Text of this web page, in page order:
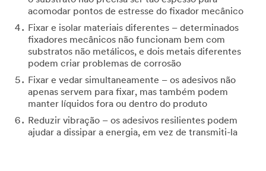
contacted
verify
your
request.
you
Distributor,
contact
acomodar pontos de estresse do fixador mecânico
Fixar e isolar materiais diferentes – determinados
fixadores mecânicos não funcionam bem com
substratos não metálicos, e dois metais diferentes
podem criar problemas de corrosão
Fixar e vedar simultaneamente – os adesivos não
apenas servem para fixar, mas também podem
manter líquidos fora ou dentro do produto
Reduzir vibração – os adesivos resilientes podem
ajudar a dissipar a energia, em vez de transmiti-la